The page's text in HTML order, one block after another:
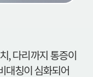
, 다리까지 통증이
대칭이 심화되어